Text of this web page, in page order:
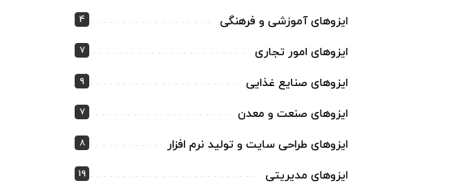
ایزوهای آموزشی و فرهنگی 4
ایزوهای امور تجاری 7
ایزوهای صنایع غذایی 9
ایزوهای صنعت و معدن 7
ایزوهای طراحی سایت و تولید نرم افزار 8
ایزوهای مدیریتی 19